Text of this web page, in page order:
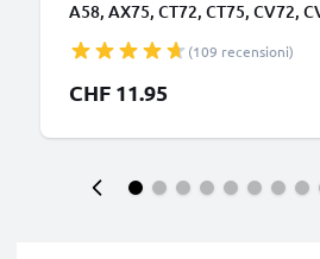
A58, AX75, CT72, CT75, CV72,
tuo cellulare smartphone
(109 recensioni)
CHF 11.95